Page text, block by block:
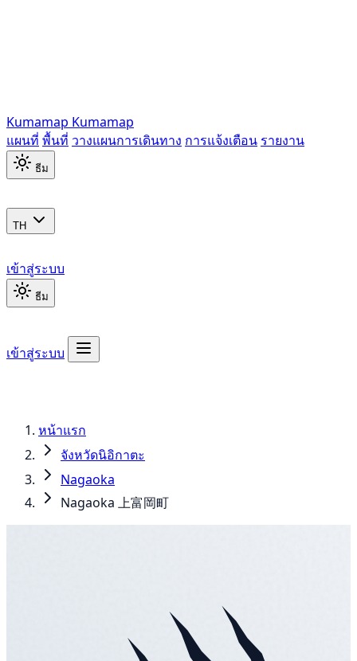
Kumamap Kumamap
แผนที่ พื้นที่ วางแผนการเดินทาง การแจ้งเตือน รายงาน
ธีม
TH
เข้าสู่ระบบ
ธีม
เข้าสู่ระบบ
หน้าแรก
จังหวัดนิอิกาตะ
Nagaoka
Nagaoka 上富岡町